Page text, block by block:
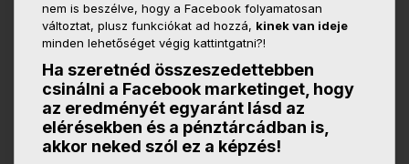
nem is beszélve, hogy a Facebook folyamatosan
változtat, plusz funkciókat ad hozzá, kinek van ideje
minden lehetőséget végig kattintgatni?!
Ha szeretnéd összeszedettebben
csinálni a Facebook marketinget, hogy
az eredményét egyaránt lásd az
elérésekben és a pénztárcádban is,
akkor neked szól ez a képzés!